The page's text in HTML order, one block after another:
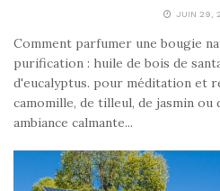
JUIN 29,
Comment parfumer une bougie
purification : huile de bois de
d'eucalyptus. pour méditation et
camomille, de tilleul, de jasmin ou
ambiance calmante...